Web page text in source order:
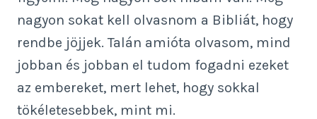
nagyon sokat kell olvasnom a Bibliát, hogy
rendbe jöjjek. Talán amióta olvasom, mind
jobban és jobban el tudom fogadni ezeket
az embereket, mert lehet, hogy sokkal
tökéletesebbek, mint mi.